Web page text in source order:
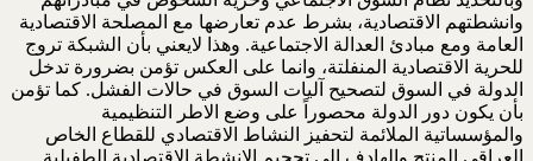
وانشطتهم الاقتصادية، بشرط عدم تعارضها مع المصلحة الاقتصادية
العامة ومع مبادئ العدالة الاجتماعية. وهذا لايعني بأن الشبكة تروج
للحرية الاقتصادية المنفلتة، وانما على العكس تؤمن بضرورة تدخل
الدولة في السوق لتصحيح آليات السوق في حالات الفشل. كما تؤمن
بأن يكون دور الدولة محصوراً على وضع الاطر التنظيمية
والمؤسساتية الملائمة لتحفيز النشاط الاقتصادي للقطاع الخاص